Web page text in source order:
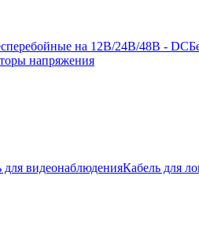
на 12В/24В/48В - DC
напряжения
для видеонаблюденияКабель для